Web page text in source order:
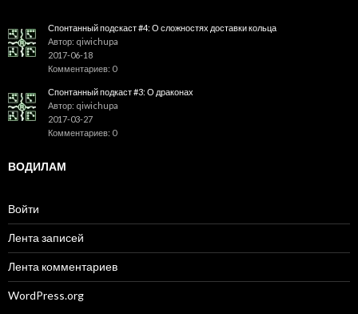
Спонтанный подскаст #4: О сложностях доставки кольца
Автор: qiwichupa
2017-06-18
Комментариев: 0
Спонтанный подкаст #3: О драконах
Автор: qiwichupa
2017-03-27
Комментариев: 0
ВОДИЛАМ
Войти
Лента записей
Лента комментариев
WordPress.org